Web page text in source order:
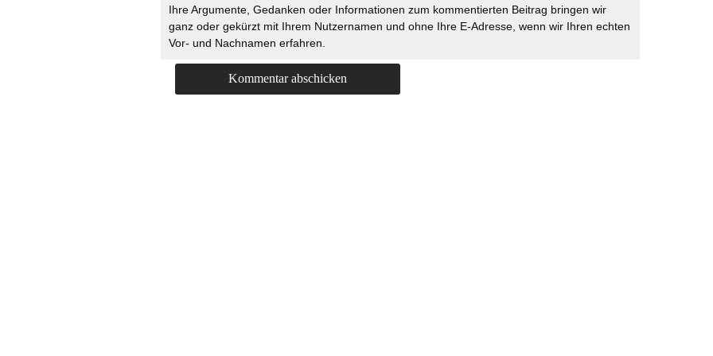
Ihre Argumente, Gedanken oder Informationen zum kommentierten Beitrag bringen wir
ganz oder gekürzt mit Ihrem Nutzernamen und ohne Ihre E-Adresse, wenn wir Ihren echten
Vor- und Nachnamen erfahren.